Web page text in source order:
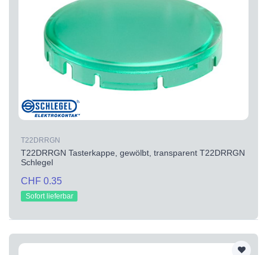
T22DRRGN
T22DRRGN Tasterkappe, gewölbt, transparent T22DRRGN
Schlegel
CHF 0.35
Sofort lieferbar